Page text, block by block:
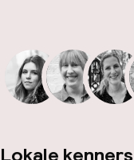
Lokale kenners